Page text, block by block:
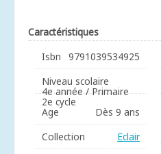
Caractéristiques
Isbn
9791039534925
Niveau scolaire
4e année / Primaire
2e cycle
Age
Dès 9 ans
Collection
Eclair